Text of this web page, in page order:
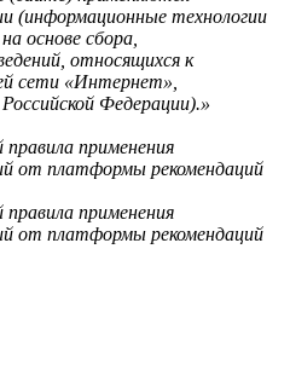
(информационные технологии
основе сбора,
относящихся к
сети «Интернет»,
Федерации).»
применения
от платформы рекомендаций
применения
от платформы рекомендаций